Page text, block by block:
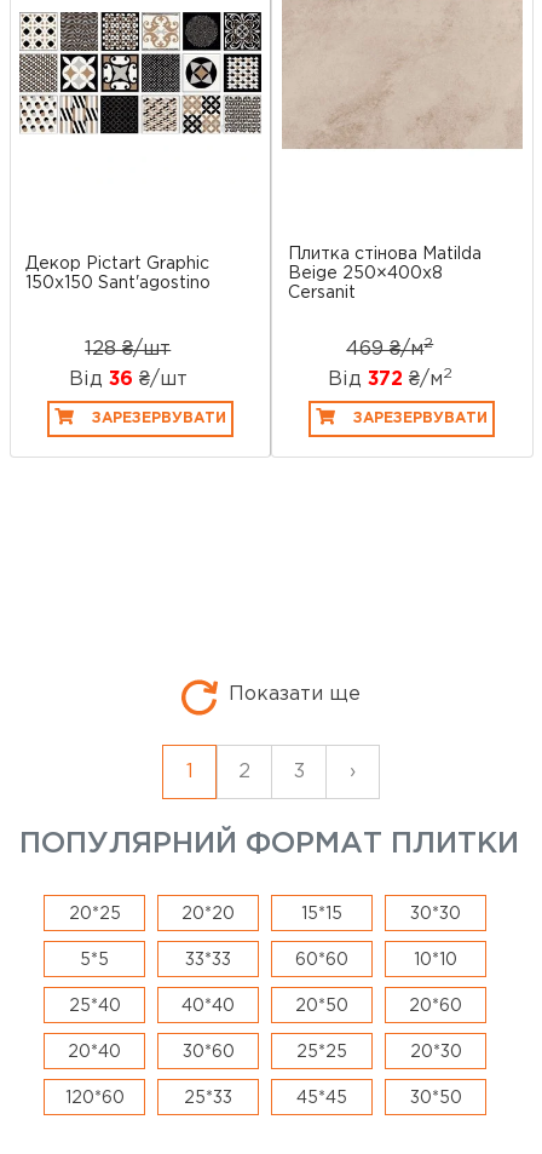
Декор Pictart Graphic
150х150 Sant'agostino
128 ₴/шт
Від 36 ₴/шт
ЗАРЕЗЕРВУВАТИ
Плитка стінова Matilda
Beige 250×400x8
Cersanit
469 ₴/м2
Від 372 ₴/м2
ЗАРЕЗЕРВУВАТИ
Показати ще
2 3 ›
ПОПУЛЯРНИЙ ФОРМАТ ПЛИТКИ
20*25 20*20 15*15 30*30
5*5 33*33 60*60 10*10
25*40 40*40 20*50 20*60
20*40 30*60 25*25 20*30
120*60 25*33 45*45 30*50